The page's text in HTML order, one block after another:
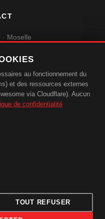
Moselle
35 39
65 11 91
pro.com
au fonctionnement du
et des ressources externes
via Cloudflare). Aucun
de confidentialité
TOUT REFUSER